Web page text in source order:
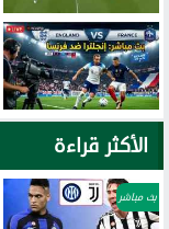
الأكثر قراءة
بث مباشر